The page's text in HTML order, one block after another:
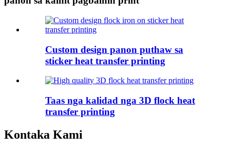
Custom design panon puthaw sa
sticker heat transfer printing
Taas nga kalidad nga 3D flock heat
transfer printing
Kontaka Kami